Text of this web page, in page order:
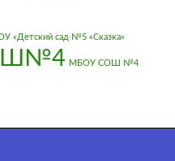
«Детский сад №5 «Сказка»
МБОУ СОШ №4